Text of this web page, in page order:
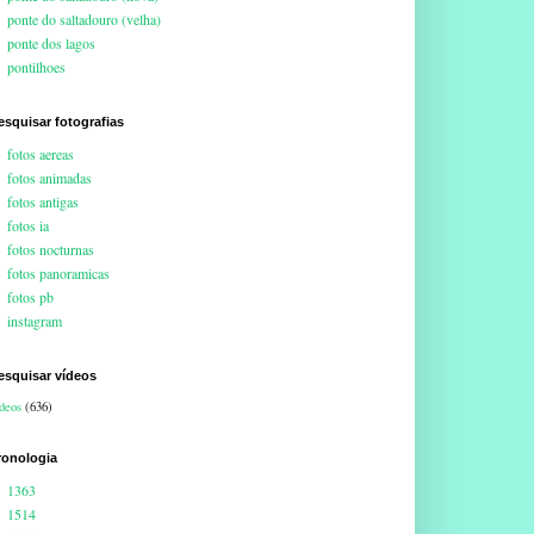
ponte do saltadouro (velha)
ponte dos lagos
pontilhoes
fotografias
fotos aereas
fotos animadas
fotos antigas
fotos ia
fotos nocturnas
fotos panoramicas
fotos pb
instagram
vídeos
(636)
1363
1514